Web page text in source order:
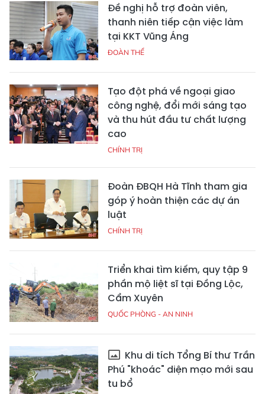
Đề nghị hỗ trợ đoàn viên,
thanh niên tiếp cận việc làm
tại KKT Vũng Áng
ĐOÀN THỂ
Tạo đột phá về ngoại giao
công nghệ, đổi mới sáng tạo
và thu hút đầu tư chất lượng
cao
CHÍNH TRỊ
Đoàn ĐBQH Hà Tĩnh tham gia
góp ý hoàn thiện các dự án
luật
CHÍNH TRỊ
Triển khai tìm kiếm, quy tập 9
phần mộ liệt sĩ tại Đồng Lộc,
Cẩm Xuyên
QUỐC PHÒNG - AN NINH
Khu di tích Tổng Bí thư Trần
Phú "khoác" diện mạo mới sau
tu bổ